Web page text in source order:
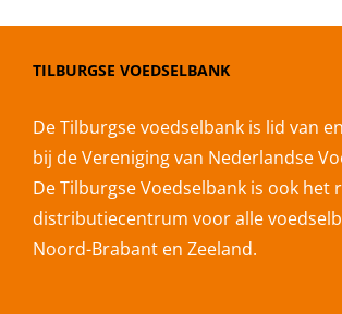
TILBURGSE VOEDSELBANK
De Tilburgse voedselbank is lid van
bij de Vereniging van Nederlandse
De Tilburgse Voedselbank is ook het
distributiecentrum voor alle
Noord-Brabant en Zeeland.